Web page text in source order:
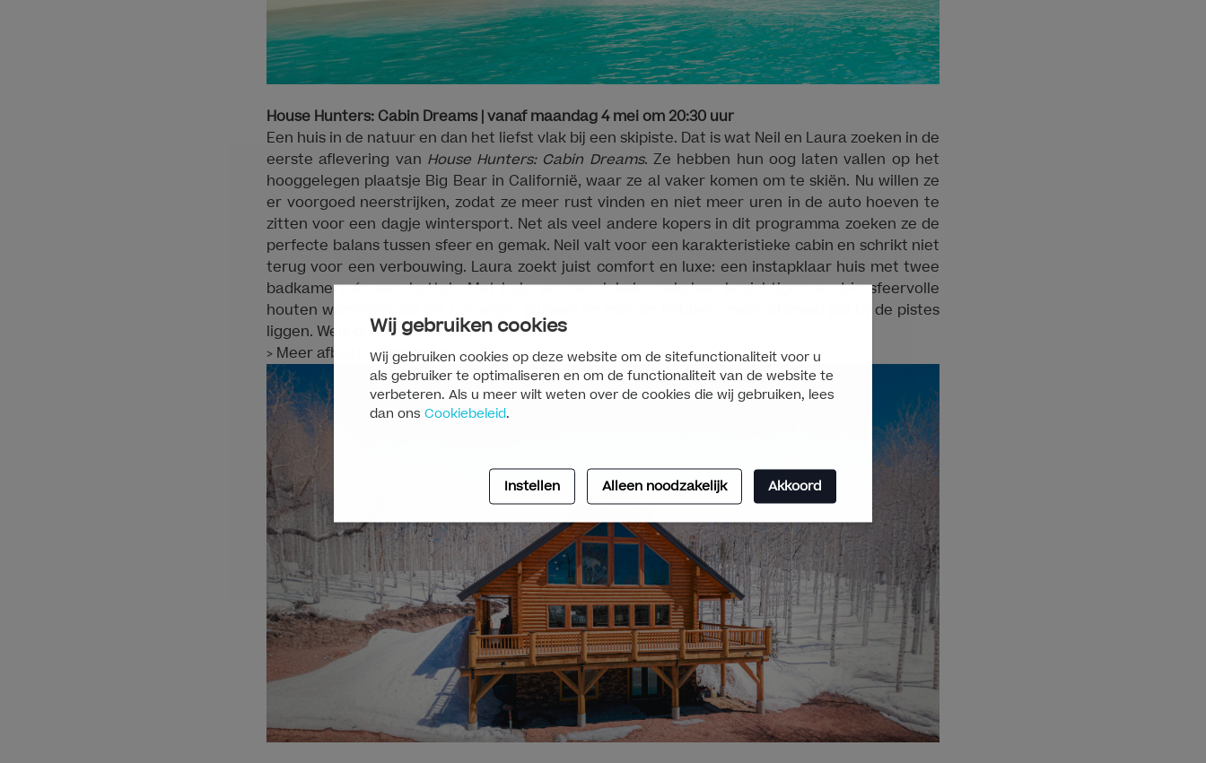
Wij gebruiken cookies
Wij gebruiken cookies op deze website om de sitefunctionaliteit voor u
als gebruiker te optimaliseren en om de functionaliteit van de website te
verbeteren. Als u meer wilt weten over de cookies die wij gebruiken, lees
dan ons Cookiebeleid.
Instellen Alleen noodzakelijk Akkoord
House Hunters: Cabin Dreams | vanaf maandag 4 mei om 20:30 uur
Een huis in de natuur en dan het liefst vlak bij een skipiste. Dat is wat Neil en Laura zoeken in de
eerste aflevering van House Hunters: Cabin Dreams. Ze hebben hun oog laten vallen op het
hooggelegen plaatsje Big Bear in Californië, waar ze al vaker komen om te skiën. Nu willen ze
er voorgoed neerstrijken, zodat ze meer rust vinden en niet meer uren in de auto hoeven te
zitten voor een dagje wintersport. Net als veel andere kopers in dit programma zoeken ze de
perfecte balans tussen sfeer en gemak. Neil valt voor een karakteristieke cabin en schrikt niet
terug voor een verbouwing. Laura zoekt juist comfort en luxe: een instapklaar huis met twee
badkamers én een hottub. Met hulp van een lokale makelaar bezichtigen ze drie sfeervolle
houten woningen, die elk hun eigen plussen en minnen hebben, maar allemaal pal bij de pistes
liggen. Welk droomhuis kiezen ze?
> Meer afbeeldingen op de WBD Media Room